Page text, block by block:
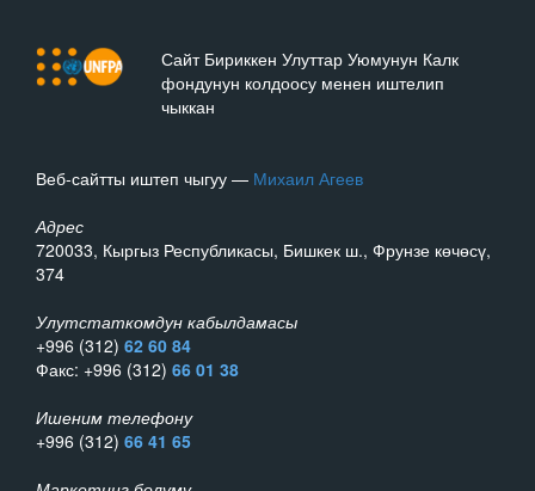
Сайт Бириккен Улуттар Уюмунун Калк
фондунун колдоосу менен иштелип
чыккан
Веб-сайтты иштеп чыгуу — Михаил Агеев
Адрес
720033, Кыргыз Республикасы, Бишкек ш., Фрунзе көчөсү,
374
Улутстаткомдун кабылдамасы
+996 (312) 62 60 84
Факс: +996 (312) 66 01 38
Ишеним телефону
+996 (312) 66 41 65